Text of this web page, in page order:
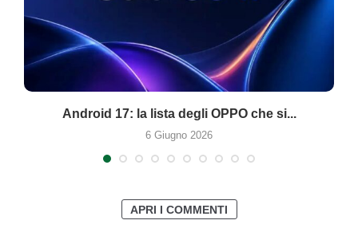
Android 17: la lista degli OPPO che si...
6 Giugno 2026
APRI I COMMENTI